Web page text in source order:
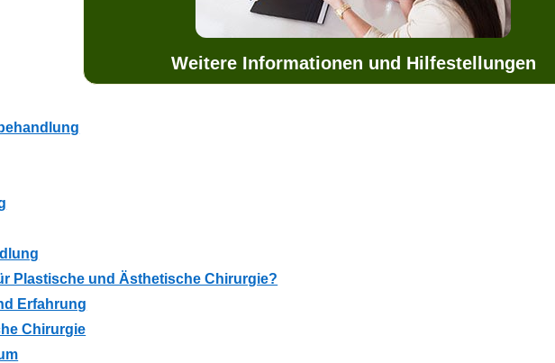
Weitere Informationen und Hilfestellungen
Plastische und Ästhetische Chirurgie?
Erfahrung
Chirurgie